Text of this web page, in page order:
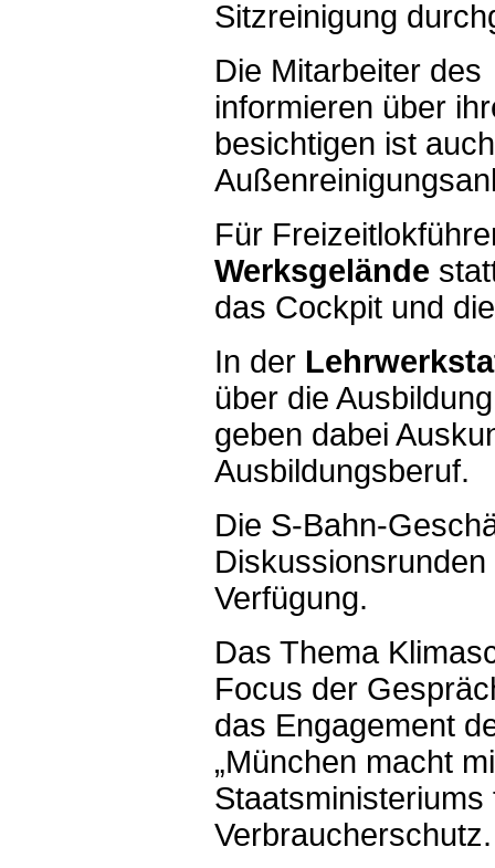
Sitzreinigung
Die Mitarbeiter
informieren über
besichtigen ist
Für
Werksgelände
das Cockpit und
In der
über die
geben dabei
Ausbildungsberuf.
Die S-Bahn-
Verfügung.
Das Thema
Focus der
das Engagement
„München macht
Verbraucherschutz.